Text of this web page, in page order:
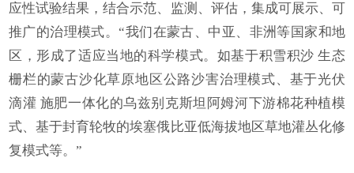
应性试验结果，结合示范、监测、评估，集成可展示、可
推广的治理模式。“我们在蒙古、中亚、非洲等国家和地
区，形成了适应当地的科学模式。如基于积雪积沙 生态
栅栏的蒙古沙化草原地区公路沙害治理模式、基于光伏
滴灌 施肥一体化的乌兹别克斯坦阿姆河下游棉花种植模
式、基于封育轮牧的埃塞俄比亚低海拔地区草地灌丛化修
复模式等。”